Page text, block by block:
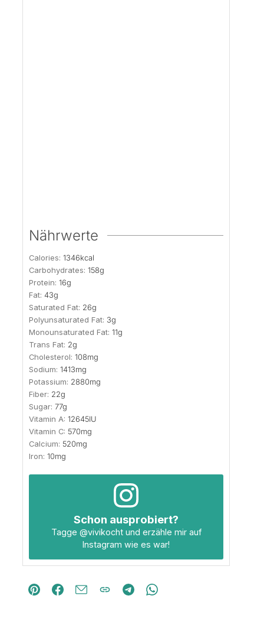
Nährwerte
Calories: 1346kcal
Carbohydrates: 158g
Protein: 16g
Fat: 43g
Saturated Fat: 26g
Polyunsaturated Fat: 3g
Monounsaturated Fat: 11g
Trans Fat: 2g
Cholesterol: 108mg
Sodium: 1413mg
Potassium: 2880mg
Fiber: 22g
Sugar: 77g
Vitamin A: 12645IU
Vitamin C: 570mg
Calcium: 520mg
Iron: 10mg
Schon ausprobiert?
Tagge @vivikochtund erzähle mir auf
Instagram wie es war!